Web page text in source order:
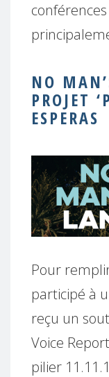
NO
PROJET
ESPERAS
Pour
participé à
reçu un
Voice
pilier